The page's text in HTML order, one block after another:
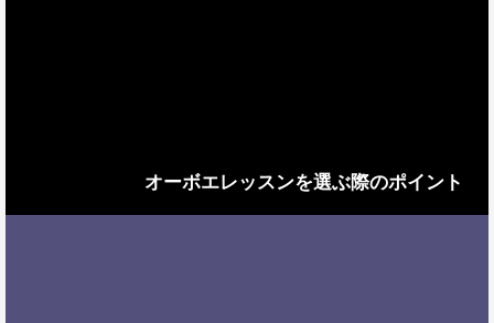
オーボエレッスンを選ぶ際のポイント